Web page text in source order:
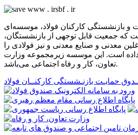
www . irsbf. ir
بازنشستگی کارکنان فولاد، موسسه‌ای
که جمعیت قابل توجهی از بازنشستگان،
معدنی و صنایع معدنی و نیز فولادی را
است. این موسسه زیرمجموعه وزارت
تعاون، کار و رفاه اجتماعی می‌باشد.
حمایـت بازنـشستگی کارکنــان فولاد